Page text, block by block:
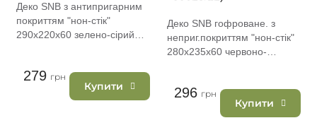
Деко SNB з антипригарним
покриттям "нон-стік"
290х220х60 зелено-сірий
279 грн
Купити
Деко SNB гофроване. з
неприг.покриттям "нон-стік"
280х235х60 червоно-
296 грн
Купити